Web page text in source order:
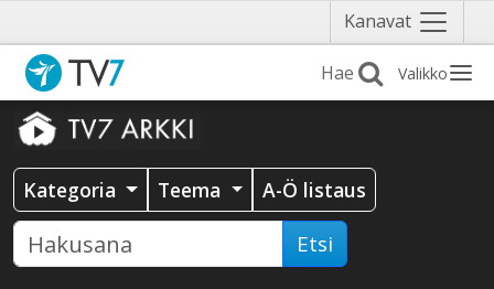
Kanavat Näytä
valikko
Valikko
Kategoria Teema A-Ö listaus
Etsi